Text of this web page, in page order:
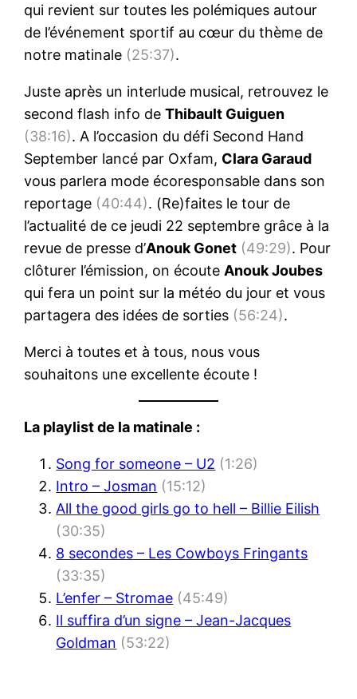
qui revient sur toutes les polémiques autour
de l’événement sportif au cœur du thème de
notre matinale (25:37).
Juste après un interlude musical, retrouvez le
second flash info deThibault Guiguen
(38:16). A l’occasion du défi Second Hand
September lancé par Oxfam, Clara Garaud
vous parlera mode écoresponsable dans son
reportage (40:44). (Re)faites le tour de
l’actualité de ce jeudi 22 septembre grâce à la
revue de presse d’Anouk Gonet (49:29). Pour
clôturer l’émission, on écoute Anouk Joubes
qui fera un point sur la météo du jour et vous
partagera des idées de sorties (56:24).
Merci à toutes et à tous, nous vous
souhaitons une excellente écoute !
La playlist de la matinale :
Song for someone – U2 (1:26)
Intro – Josman (15:12)
All the good girls go to hell – Billie Eilish
(30:35)
8 secondes – Les Cowboys Fringants
(33:35)
L’enfer – Stromae (45:49)
Il suffira d’un signe – Jean-Jacques
Goldman (53:22)